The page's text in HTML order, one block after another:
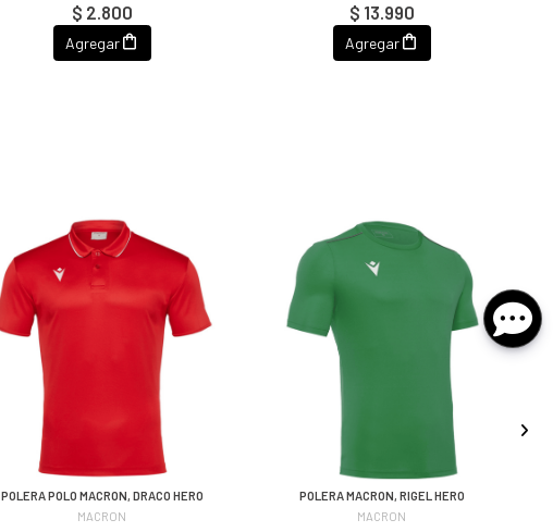
$ 2.800
Agregar
$ 13.990
Agregar
POLERA POLO MACRON, DRACO HERO
MACRON
POLERA MACRON, RIGEL HERO
MACRON